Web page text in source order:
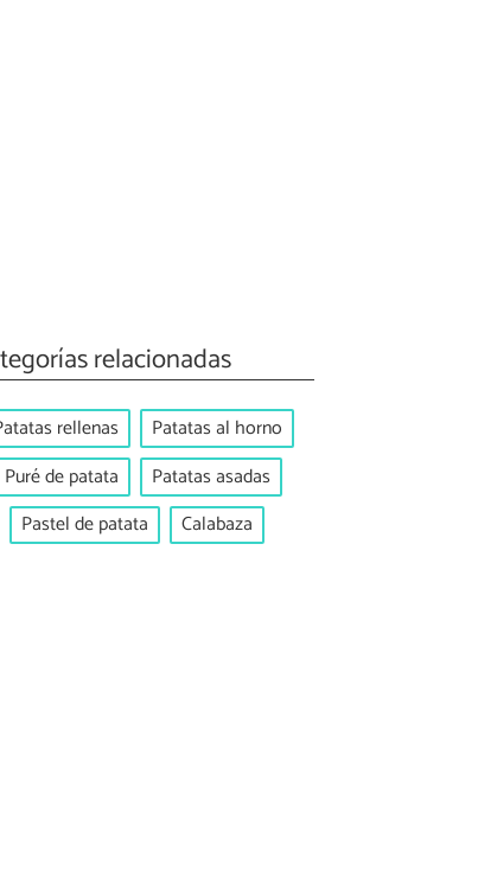
relacionadas
rellenas
Patatas al horno
Puré de patata
Patatas asadas
Pastel de patata
Calabaza